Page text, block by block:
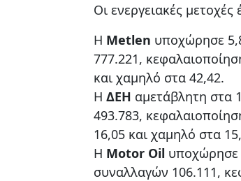
Οι ενεργειακές μετοχές
Η Μetlen υποχώρησε
777.221,
και χαμηλό στα 42,42.
H ΔΕΗ αμετάβλητη στα
493.783,
16,05 και χαμηλό στα
Η Motor Oil υποχώρησε
συναλλαγών 106.111,